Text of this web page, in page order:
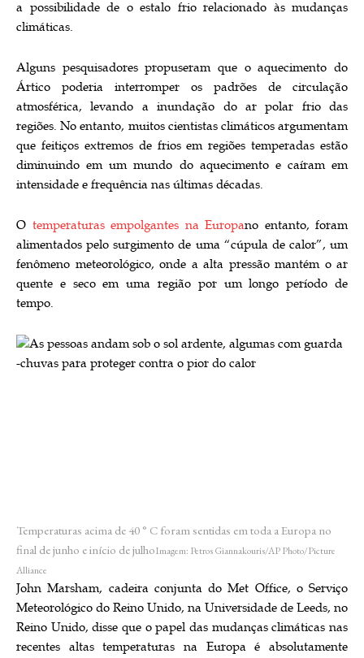
a possibilidade de o estalo frio relacionado às mudanças
climáticas.
Alguns pesquisadores propuseram que o aquecimento do
Ártico poderia interromper os padrões de circulação
atmosférica, levando a inundação do ar polar frio das
regiões. No entanto, muitos cientistas climáticos argumentam
que feitiços extremos de frios em regiões temperadas estão
diminuindo em um mundo do aquecimento e caíram em
intensidade e frequência nas últimas décadas.
O temperaturas empolgantes na Europano entanto, foram
alimentados pelo surgimento de uma “cúpula de calor”, um
fenômeno meteorológico, onde a alta pressão mantém o ar
quente e seco em uma região por um longo período de
tempo.
Temperaturas acima de 40 ° C foram sentidas em toda a Europa no
final de junho e início de julhoImagem: Petros Giannakouris/AP Photo/Picture
Alliance
John Marsham, cadeira conjunta do Met Office, o Serviço
Meteorológico do Reino Unido, na Universidade de Leeds, no
Reino Unido, disse que o papel das mudanças climáticas nas
recentes altas temperaturas na Europa é absolutamente